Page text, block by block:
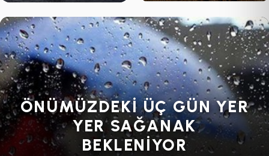
SENDIKALARDAN GENEL
GREVE DEVAM KARARI